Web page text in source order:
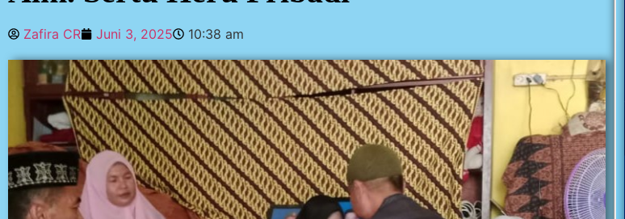
Zafira CR Juni 3, 2025 10:38 am